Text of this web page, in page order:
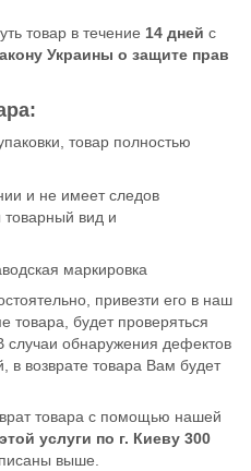
товар в течение 14 дней с
Украины о защите прав
товар полностью
и не имеет следов
товарный вид и
маркировка
привезти его в наш
будет проверяться
случаи обнаружения дефектов
в возврате товара Вам будет
товара с помощью нашей
услуги по г. Киеву 300
выше.